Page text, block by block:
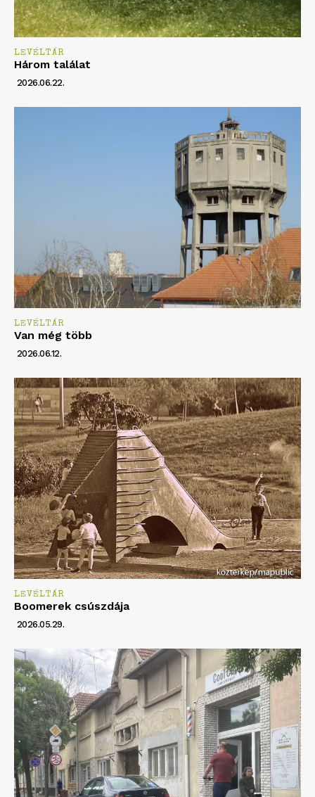
LEVÉLTÁR
Három találat
2026.06.22.
LEVÉLTÁR
Van még több
2026.06.12.
LEVÉLTÁR
Boomerek csúszdája
2026.05.29.